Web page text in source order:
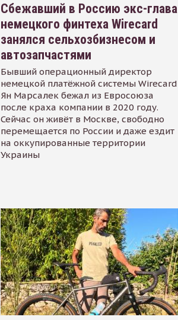
Сбежавший в Россию экс-глава
немецкого финтеха Wirecard
занялся сельхозбизнесом и
автозапчастями
Бывший операционный директор
немецкой платёжной системы Wirecard
Ян Марсалек бежал из Евросоюза
после краха компании в 2020 году.
Сейчас он живёт в Москве, свободно
перемещается по России и даже ездит
на оккупированные территории
Украины